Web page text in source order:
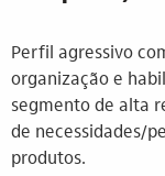
Perfil agressivo
organização e
segmento de alta
de necessidades/
produtos.